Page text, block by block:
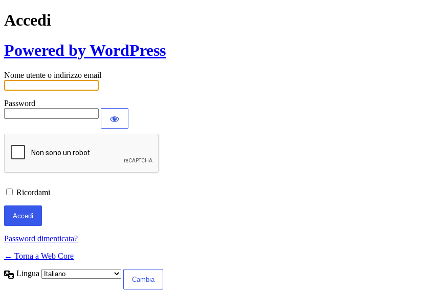
Accedi
Powered by WordPress
Nome utente o indirizzo email
Password
Ricordami
Password dimenticata?
← Torna a Web Core
Lingua